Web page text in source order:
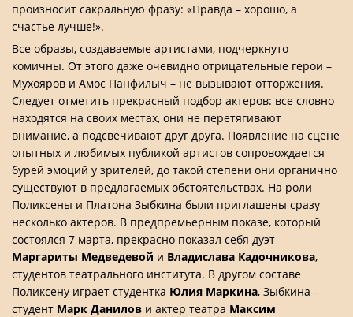
произносит сакральную фразу: «Правда – хорошо, а
счастье лучше!».
Все образы, создаваемые артистами, подчеркнуто
комичны. От этого даже очевидно отрицательные герои –
Мухояров и Амос Панфилыч – не вызывают отторжения.
Следует отметить прекрасный подбор актеров: все словно
находятся на своих местах, они не перетягивают
внимание, а подсвечивают друг друга. Появление на сцене
опытных и любимых публикой артистов сопровождается
бурей эмоций у зрителей, до такой степени они органично
существуют в предлагаемых обстоятельствах. На роли
Поликсены и Платона Зыбкина были приглашены сразу
несколько актеров. В предпремьерным показе, который
состоялся 7 марта, прекрасно показал себя дуэт
Маргариты Медведевой и Владислава Кадочникова,
студентов театрального института. В другом составе
Поликсену играет студентка Юлия Маркина, Зыбкина –
студент Марк Данилов и актер театра Максим